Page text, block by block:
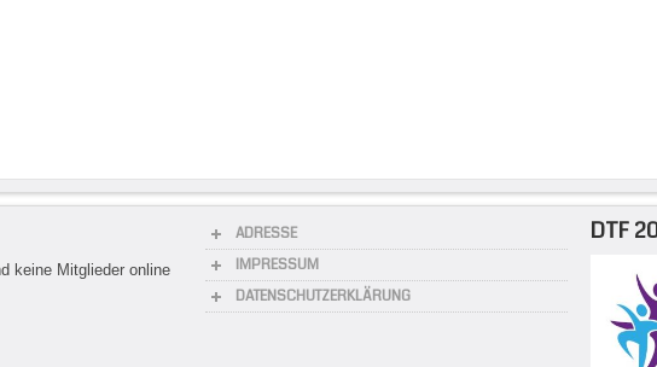
keine Mitglieder online
ADRESSE
IMPRESSUM
DATENSCHUTZERKLÄRUNG
DTF